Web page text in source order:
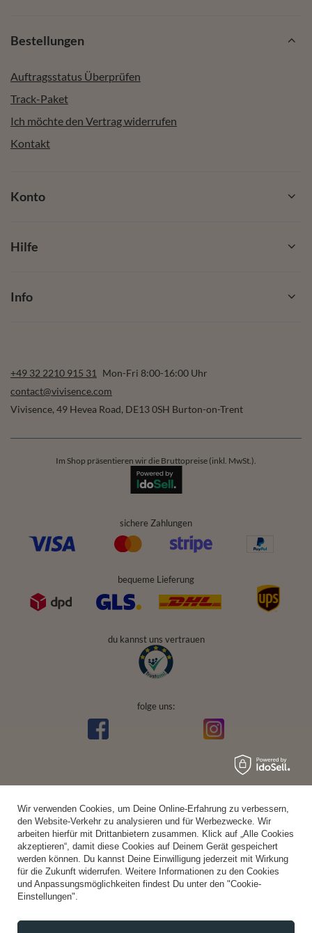
Bestellungen
Auftragsstatus Überprüfen
Track-Paket
Ich möchte den Vertrag widerrufen
Kontakt
Konto
Hilfe
Info
+49 32 2210 915 31
Mon-Fri 8:00-16:00 Uhr
contact@vivisence.com
Vivisence, 49 Hevea Road, DE13 0SH Burton-on-Trent
Im Shop präsentieren wir die Bruttopreise (inkl. MwSt.).
sichere Zahlungen
bequeme Lieferung
du kannst uns vertrauen
folge uns:
Wir verwenden Cookies, um Deine Online-Erfahrung zu verbessern,
den Website-Verkehr zu analysieren und für Werbezwecke. Wir
arbeiten hierfür mit Drittanbietern zusammen. Klick auf „Alle Cookies
akzeptieren“, damit diese Cookies auf Deinem Gerät gespeichert
werden können. Du kannst Deine Einwilligung jederzeit mit Wirkung
für die Zukunft widerrufen. Weitere Informationen zu den Cookies
und Anpassungsmöglichkeiten findest Du unter den "Cookie-
Einstellungen".